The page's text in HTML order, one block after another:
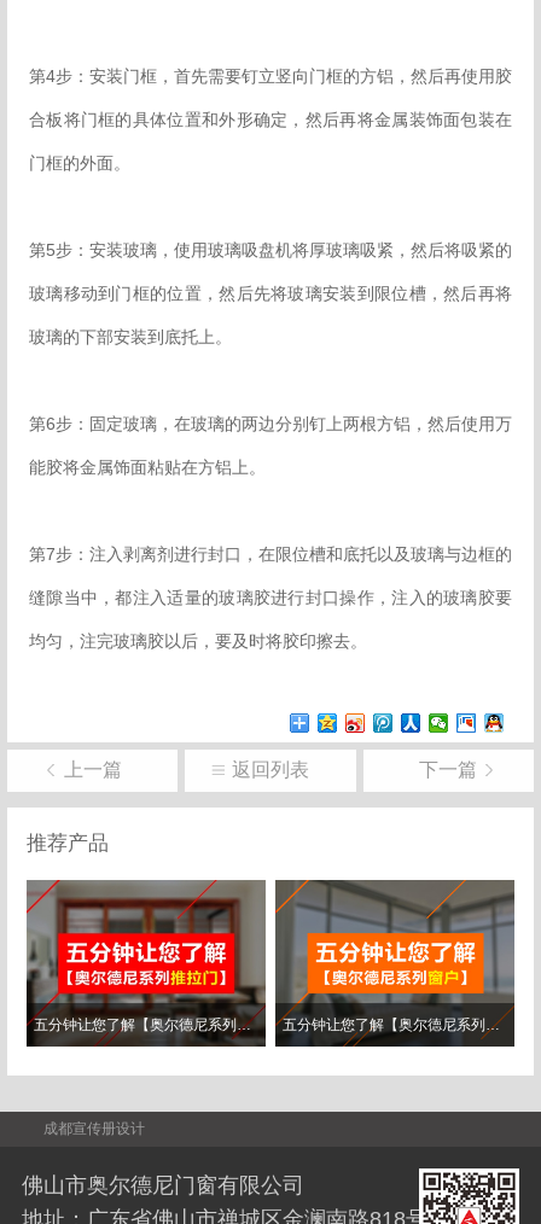
第4步：安装门框，首先需要钉立竖向门框的方铝，然后再使用胶
合板将门框的具体位置和外形确定，然后再将金属装饰面包装在
门框的外面。
第5步：安装玻璃，使用玻璃吸盘机将厚玻璃吸紧，然后将吸紧的
玻璃移动到门框的位置，然后先将玻璃安装到限位槽，然后再将
玻璃的下部安装到底托上。
第6步：固定玻璃，在玻璃的两边分别钉上两根方铝，然后使用万
能胶将金属饰面粘贴在方铝上。
第7步：注入剥离剂进行封口，在限位槽和底托以及玻璃与边框的
缝隙当中，都注入适量的玻璃胶进行封口操作，注入的玻璃胶要
均匀，注完玻璃胶以后，要及时将胶印擦去。
上一篇 返回列表 下一篇
推荐产品
五分钟让您了解【奥尔德尼系列推拉.. 五分钟让您了解【奥尔德尼系列窗户..
成都宣传册设计
佛山市奥尔德尼门窗有限公司